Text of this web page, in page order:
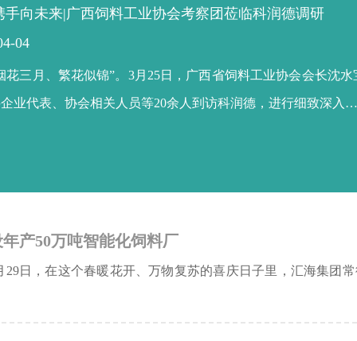
手向未来|广西饲料工业协会考察团莅临科润德调研
04
花三月、繁花似锦”。3月25日，广西省饲料工业协会会长沈
业代表、协会相关人员等20余人到访科润德，进行细致深入…
产50万吨智能化饲料厂
日，在这个春暖花开、万物复苏的喜庆日子里，汇海集团